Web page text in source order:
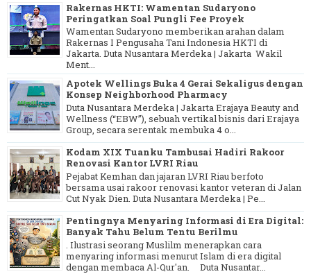
Rakernas HKTI: Wamentan Sudaryono
Peringatkan Soal Pungli Fee Proyek
Wamentan Sudaryono memberikan arahan dalam
Rakernas I Pengusaha Tani Indonesia HKTI di
Jakarta. Duta Nusantara Merdeka | Jakarta Wakil
Ment...
Apotek Wellings Buka 4 Gerai Sekaligus dengan
Konsep Neighborhood Pharmacy
Duta Nusantara Merdeka | Jakarta Erajaya Beauty and
Wellness (“EBW”), sebuah vertikal bisnis dari Erajaya
Group, secara serentak membuka 4 o...
Kodam XIX Tuanku Tambusai Hadiri Rakoor
Renovasi Kantor LVRI Riau
Pejabat Kemhan dan jajaran LVRI Riau berfoto
bersama usai rakoor renovasi kantor veteran di Jalan
Cut Nyak Dien. Duta Nusantara Merdeka | Pe...
Pentingnya Menyaring Informasi di Era Digital:
Banyak Tahu Belum Tentu Berilmu
. Ilustrasi seorang Muslilm menerapkan cara
menyaring informasi menurut Islam di era digital
dengan membaca Al-Qur'an. Duta Nusantar...